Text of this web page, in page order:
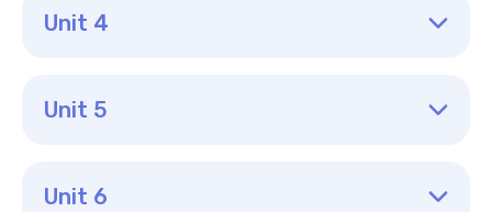
Unit 4
Unit 5
Unit 6